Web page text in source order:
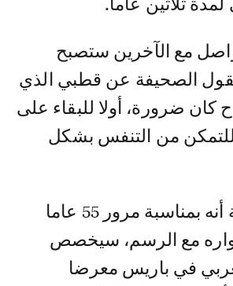
ثلاثين عاما.
مع الآخرين ستصبح
الصحيفة عن قطبي الذي
كان ضرورة، أولا للبقاء على
للتمكن من التنفس بشكل
وتذكر الصحيفة أنه بمناسبة مرور 55 عاما
مع الرسم، سيخصص
في باريس معرضا